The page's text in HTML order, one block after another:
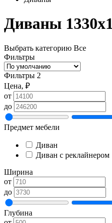
Диваны
Выбрать категорию Все
Фильтры
Фильтры 2
Цена, ₽
от
до
Предмет мебели
Диван
Диван с реклайнером
Ширина
от
до
Глубина